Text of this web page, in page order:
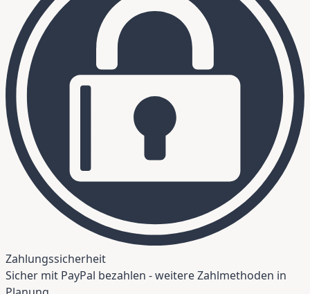
Zahlungssicherheit
Sicher mit PayPal bezahlen - weitere Zahlmethoden in